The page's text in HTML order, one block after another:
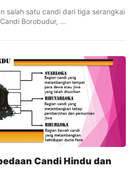
salah satu candi dari tiga serangkai
Borobudur, ...
Candi Hindu dan